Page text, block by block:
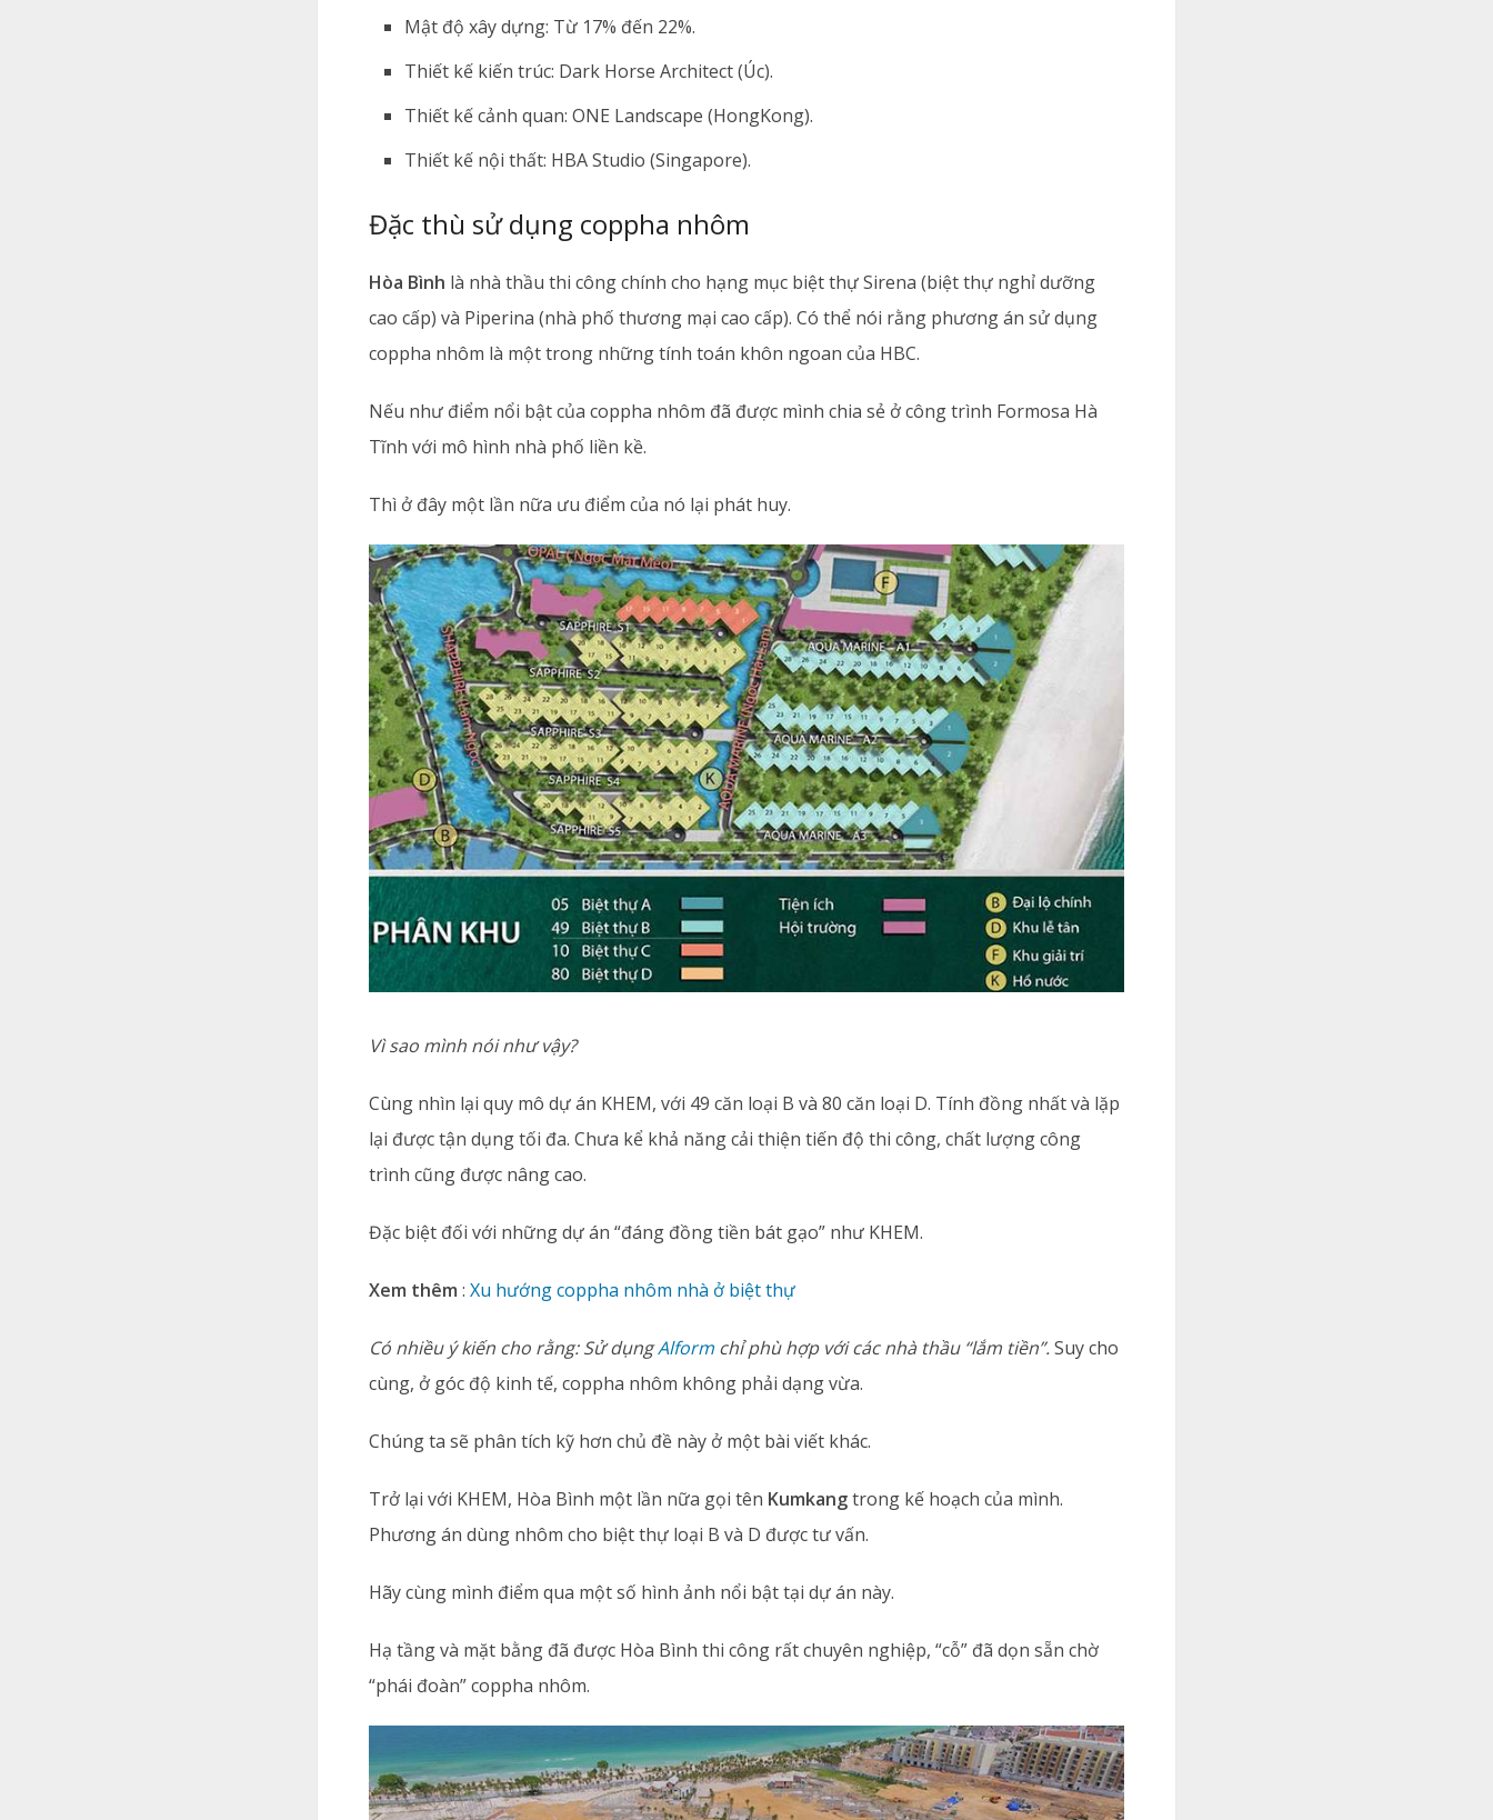
Mật độ xây dựng: Từ 17% đến 22%.
Thiết kế kiến trúc: Dark Horse Architect (Úc).
Thiết kế cảnh quan: ONE Landscape (HongKong).
Thiết kế nội thất: HBA Studio (Singapore).
Đặc thù sử dụng coppha nhôm
Hòa Bình là nhà thầu thi công chính cho hạng mục biệt thự Sirena (biệt thự nghỉ dưỡng
cao cấp) và Piperina (nhà phố thương mại cao cấp). Có thể nói rằng phương án sử dụng
coppha nhôm là một trong những tính toán khôn ngoan của HBC.
Nếu như điểm nổi bật của coppha nhôm đã được mình chia sẻ ở công trình Formosa Hà
Tĩnh với mô hình nhà phố liền kề.
Thì ở đây một lần nữa ưu điểm của nó lại phát huy.
Vì sao mình nói như vậy?
Cùng nhìn lại quy mô dự án KHEM, với 49 căn loại B và 80 căn loại D. Tính đồng nhất và lặp
lại được tận dụng tối đa. Chưa kể khả năng cải thiện tiến độ thi công, chất lượng công
trình cũng được nâng cao.
Đặc biệt đối với những dự án “đáng đồng tiền bát gạo” như KHEM.
Xem thêm :Xu hướng coppha nhôm nhà ở biệt thự
Có nhiều ý kiến cho rằng: Sử dụngAlform chỉ phù hợp với các nhà thầu “lắm tiền”.Suy cho
cùng, ở góc độ kinh tế, coppha nhôm không phải dạng vừa.
Chúng ta sẽ phân tích kỹ hơn chủ đề này ở một bài viết khác.
Trở lại với KHEM, Hòa Bình một lần nữa gọi tên Kumkangtrong kế hoạch của mình.
Phương án dùng nhôm cho biệt thự loại B và D được tư vấn.
Hãy cùng mình điểm qua một số hình ảnh nổi bật tại dự án này.
Hạ tầng và mặt bằng đã được Hòa Bình thi công rất chuyên nghiệp, “cỗ” đã dọn sẵn chờ
“phái đoàn” coppha nhôm.